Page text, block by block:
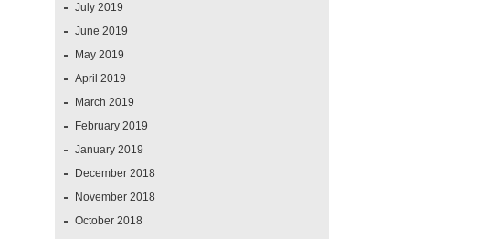
July 2019
June 2019
May 2019
April 2019
March 2019
February 2019
January 2019
December 2018
November 2018
October 2018